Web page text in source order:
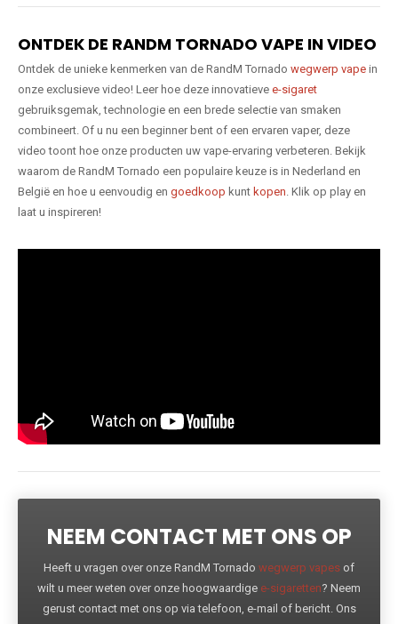
ONTDEK DE RANDM TORNADO VAPE IN VIDEO
Ontdek de unieke kenmerken van de RandM Tornado wegwerp vape in
onze exclusieve video! Leer hoe deze innovatieve e-sigaret
gebruiksgemak, technologie en een brede selectie van smaken
combineert. Of u nu een beginner bent of een ervaren vaper, deze
video toont hoe onze producten uw vape-ervaring verbeteren. Bekijk
waarom de RandM Tornado een populaire keuze is in Nederland en
België en hoe u eenvoudig en goedkoop kunt kopen. Klik op play en
laat u inspireren!
NEEM CONTACT MET ONS OP
Heeft u vragen over onze RandM Tornado wegwerp vapes of
wilt u meer weten over onze hoogwaardige e-sigaretten? Neem
gerust contact met ons op via telefoon, e-mail of bericht. Ons